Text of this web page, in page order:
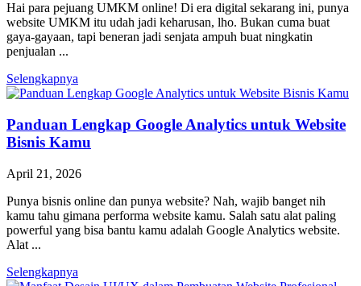
Hai para pejuang UMKM online! Di era digital sekarang ini, punya
website UMKM itu udah jadi keharusan, lho. Bukan cuma buat
gaya-gayaan, tapi beneran jadi senjata ampuh buat ningkatin
penjualan ...
Selengkapnya
Panduan Lengkap Google Analytics untuk Website
Bisnis Kamu
April 21, 2026
Punya bisnis online dan punya website? Nah, wajib banget nih
kamu tahu gimana performa website kamu. Salah satu alat paling
powerful yang bisa bantu kamu adalah Google Analytics website.
Alat ...
Selengkapnya